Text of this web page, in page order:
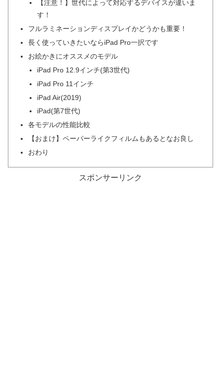
【注意！】世代によって対応するデバイスが違いま
す！
フルラミネーションディスプレイかどうかも重要！
長く使っていきたいならiPad Pro一択です
お絵かきにオススメのモデル
iPad Pro 12.9インチ(第3世代)
iPad Pro 11インチ
iPad Air(2019)
iPad(第7世代)
各モデルの性能比較
【おまけ】ペーパーライクフィルムもあるとなお良し
おわり
スポンサーリンク